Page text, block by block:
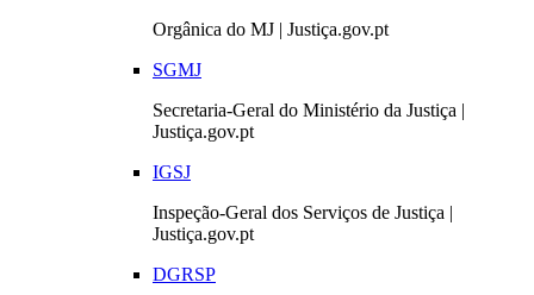
Orgânica do MJ | Justiça.gov.pt
SGMJ
Secretaria-Geral do Ministério da Justiça |
Justiça.gov.pt
IGSJ
Inspeção-Geral dos Serviços de Justiça |
Justiça.gov.pt
DGRSP